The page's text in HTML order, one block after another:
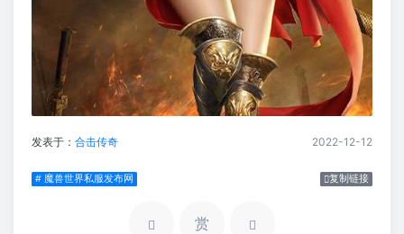
发表于： 合击传奇 2022-12-12
# 魔兽世界私服发布网 复制链接
赏